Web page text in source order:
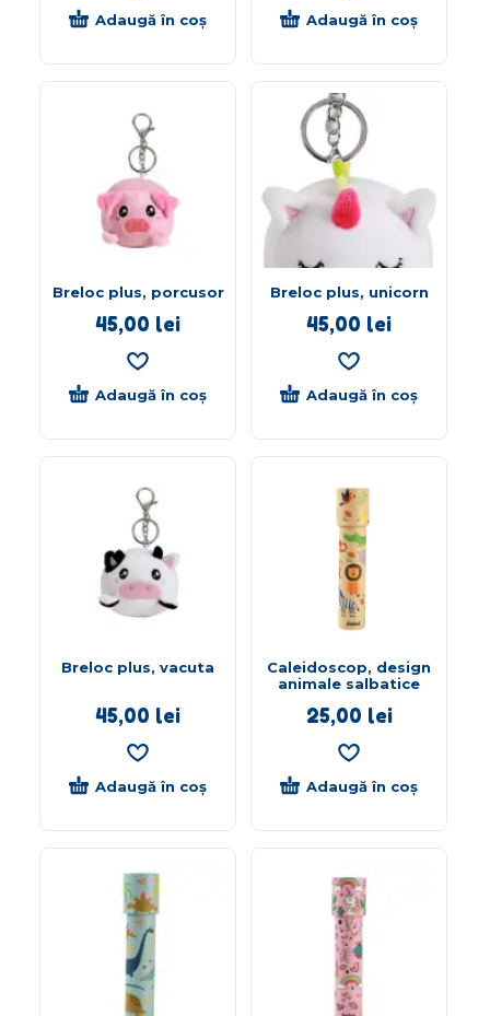
Adaugă în coș Adaugă în coș
Breloc plus, porcusor
45,00 lei
Adaugă în coș
Breloc plus, unicorn
45,00 lei
Adaugă în coș
Breloc plus, vacuta
45,00 lei
Adaugă în coș
Caleidoscop, design
animale salbatice
25,00 lei
Adaugă în coș